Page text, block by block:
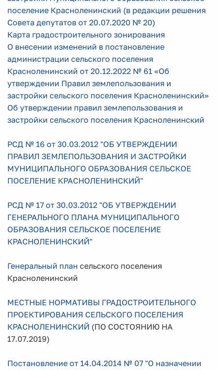
поселение Красноленинский (в редакции решения
Совета депутатов от 20.07.2020 № 20)
Карта градостроительного зонирования
О внесении изменений в постановление
администрации сельского поселения
Красноленинский от 20.12.2022 № 61 «Об
утверждении Правил землепользования и
застройки сельского поселения Красноленинский»
Об утверждении правил землепользования и
застройки сельского поселения Красноленинский
РСД № 16 от 30.03.2012 "ОБ УТВЕРЖДЕНИИ
ПРАВИЛ ЗЕМЛЕПОЛЬЗОВАНИЯ И ЗАСТРОЙКИ
МУНИЦИПАЛЬНОГО ОБРАЗОВАНИЯ СЕЛЬСКОЕ
ПОСЕЛЕНИЕ КРАСНОЛЕНИНСКИЙ"
РСД № 17 от 30.03.2012 "ОБ УТВЕРЖДЕНИИ
ГЕНЕРАЛЬНОГО ПЛАНА МУНИЦИПАЛЬНОГО
ОБРАЗОВАНИЯ СЕЛЬСКОЕ ПОСЕЛЕНИЕ
КРАСНОЛЕНИНСКИЙ"
Генеральный план сельского поселения
Красноленинский
МЕСТНЫЕ НОРМАТИВЫ ГРАДОСТРОИТЕЛЬНОГО
ПРОЕКТИРОВАНИЯ СЕЛЬСКОГО ПОСЕЛЕНИЯ
КРАСНОЛЕНИНСКИЙ (ПО СОСТОЯНИЮ НА
17.07.2019)
Постановление от 14.04.2014 № 07 "О назначении